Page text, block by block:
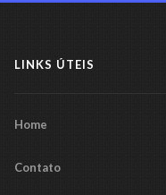
LINKS ÚTEIS
Home
Contato